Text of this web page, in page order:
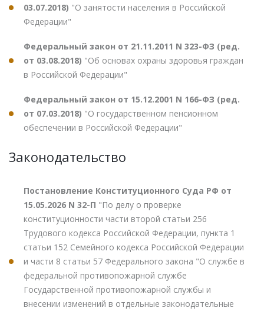
03.07.2018) "О занятости населения в Российской
Федерации"
Федеральный закон от 21.11.2011 N 323-ФЗ (ред.
от 03.08.2018) "Об основах охраны здоровья граждан
в Российской Федерации"
Федеральный закон от 15.12.2001 N 166-ФЗ (ред.
от 07.03.2018) "О государственном пенсионном
обеспечении в Российской Федерации"
Законодательство
Постановление Конституционного Суда РФ от
15.05.2026 N 32-П "По делу о проверке
конституционности части второй статьи 256
Трудового кодекса Российской Федерации, пункта 1
статьи 152 Семейного кодекса Российской Федерации
и части 8 статьи 57 Федерального закона "О службе в
федеральной противопожарной службе
Государственной противопожарной службы и
внесении изменений в отдельные законодательные